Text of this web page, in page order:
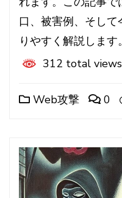
口、被害例、そし
りやすく解説します。
312 total views
Web攻撃 0